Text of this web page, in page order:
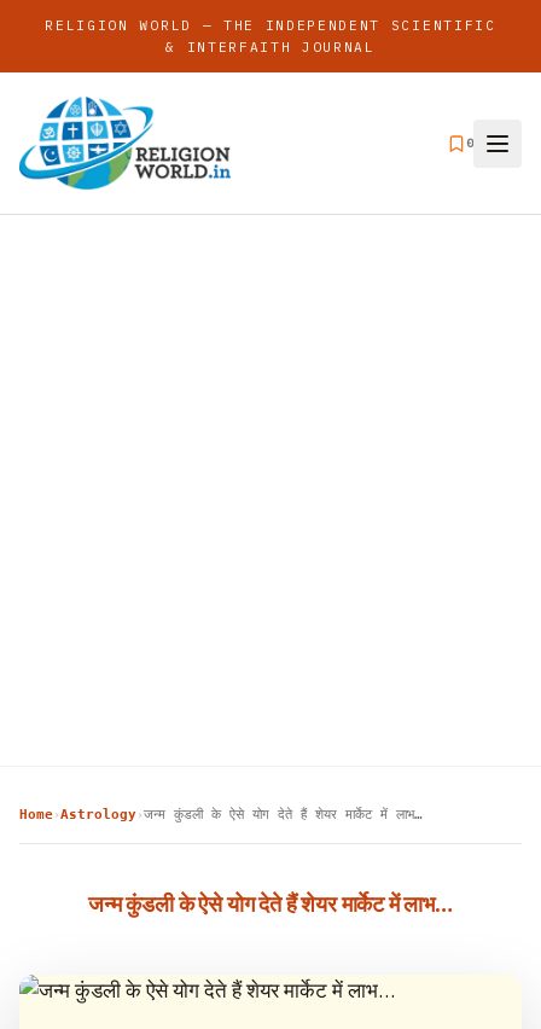
RELIGION WORLD — THE INDEPENDENT SCIENTIFIC
& INTERFAITH JOURNAL
0
Home›Astrology›जन्म कुंडली के ऐसे योग देते हैं शेयर मार्केट में लाभ…
जन्म कुंडली के ऐसे योग देते हैं शेयर मार्केट में लाभ…